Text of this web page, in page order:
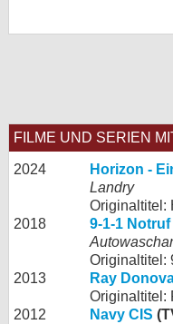
FILME UND SERIEN
2024 Horizon -
Landry
Originaltitel:
2018
9-1-1
Originaltitel:
2013
Ray
Originaltitel:
2012
Navy CIS